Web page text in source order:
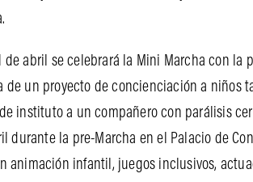
de abril se celebrará la Mini Marcha con la
de un proyecto de concienciación a niños
instituto a un compañero con parálisis
durante la pre-Marcha en el Palacio de
animación infantil, juegos inclusivos,